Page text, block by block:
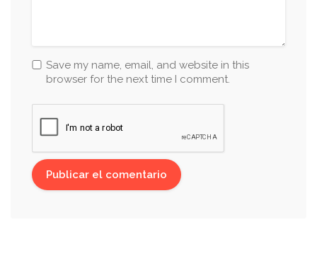
Save my name, email, and website in this
browser for the next time I comment.